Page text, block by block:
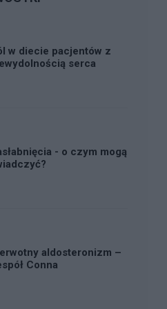
w diecie pacjentów z
serca
- o czym mogą
aldosteronizm –
Conna